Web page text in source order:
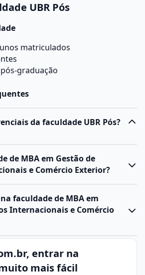
UBR Pós
matriculados
graduação
da faculdade UBR Pós?
de MBA em Gestão de
e Comércio Exterior?
faculdade de MBA em
Internacionais e Comércio
entrar na
mais fácil